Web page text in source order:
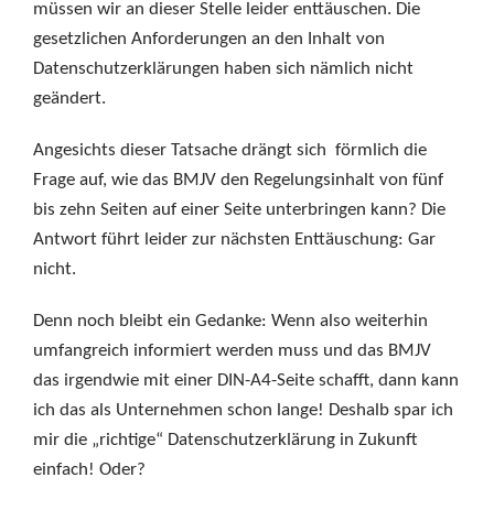
müssen wir an dieser Stelle leider enttäuschen. Die
gesetzlichen Anforderungen an den Inhalt von
Datenschutzerklärungen haben sich nämlich nicht
geändert.
Angesichts dieser Tatsache drängt sich förmlich die
Frage auf, wie das BMJV den Regelungsinhalt von fünf
bis zehn Seiten auf einer Seite unterbringen kann? Die
Antwort führt leider zur nächsten Enttäuschung: Gar
nicht.
Denn noch bleibt ein Gedanke: Wenn also weiterhin
umfangreich informiert werden muss und das BMJV
das irgendwie mit einer DIN-A4-Seite schafft, dann kann
ich das als Unternehmen schon lange! Deshalb spar ich
mir die „richtige“ Datenschutzerklärung in Zukunft
einfach! Oder?